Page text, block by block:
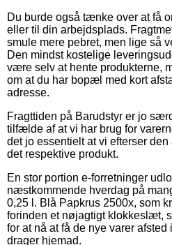
Du burde også tænke over at få
eller til din arbejdsplads.
smule mere pebret, men lige så
Den mindst kostelige
være selv at hente produkterne,
om at du har bopæl med kort
adresse.
Fragttiden på Barudstyr er jo
tilfælde af at vi har brug for
det jo essentielt at vi efterser
det respektive produkt.
En stor portion e-forretninger
næstkommende hverdag på
0,25 l. Blå Papkrus 2500x, som
forinden et nøjagtigt klokkeslæt,
for at nå at få de nye varer
drager hjemad.